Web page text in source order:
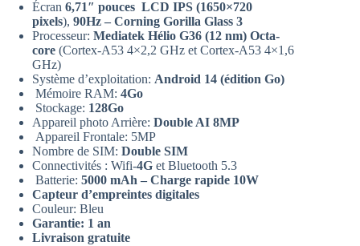
Écran 6,71″ pouces LCD IPS (1650×720
pixels), 90Hz – Corning Gorilla Glass 3
Processeur: Mediatek Hélio G36 (12 nm) Octa-
core (Cortex-A53 4×2,2 GHz et Cortex-A53 4×1,6
GHz)
Système d’exploitation: Android 14 (édition Go)
Mémoire RAM: 4Go
Stockage: 128Go
Appareil photo Arrière: Double AI 8MP
Appareil Frontale: 5MP
Nombre de SIM: Double SIM
Connectivités : Wifi-4G et Bluetooth 5.3
Batterie: 5000 mAh – Charge rapide 10W
Capteur d’empreintes digitales
Couleur: Bleu
Garantie: 1 an
Livraison gratuite